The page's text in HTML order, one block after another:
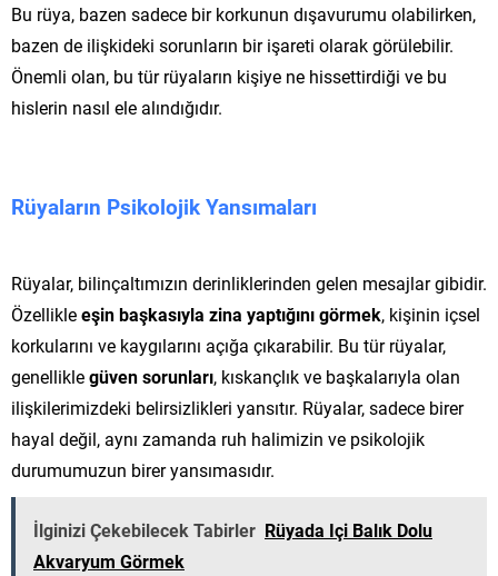
Bu rüya, bazen sadece bir korkunun dışavurumu olabilirken,
bazen de ilişkideki sorunların bir işareti olarak görülebilir.
Önemli olan, bu tür rüyaların kişiye ne hissettirdiği ve bu
hislerin nasıl ele alındığıdır.
Rüyaların Psikolojik Yansımaları
Rüyalar, bilinçaltımızın derinliklerinden gelen mesajlar gibidir.
Özellikleeşin başkasıyla zina yaptığını görmek, kişinin içsel
korkularını ve kaygılarını açığa çıkarabilir. Bu tür rüyalar,
genelliklegüven sorunları, kıskançlık ve başkalarıyla olan
ilişkilerimizdeki belirsizlikleri yansıtır. Rüyalar, sadece birer
hayal değil, aynı zamanda ruh halimizin ve psikolojik
durumumuzun birer yansımasıdır.
İlginizi Çekebilecek Tabirler Rüyada Içi Balık Dolu
Akvaryum Görmek